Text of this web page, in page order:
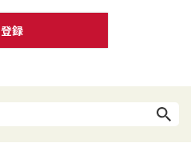
登録